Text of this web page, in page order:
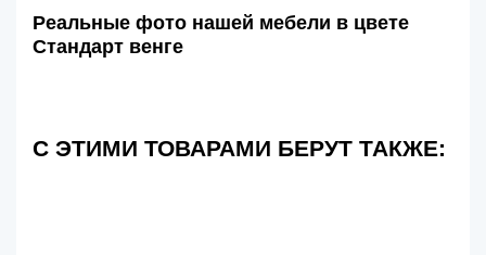
Реальные фото нашей мебели в цвете
Стандарт венге
С ЭТИМИ ТОВАРАМИ БЕРУТ ТАКЖЕ: